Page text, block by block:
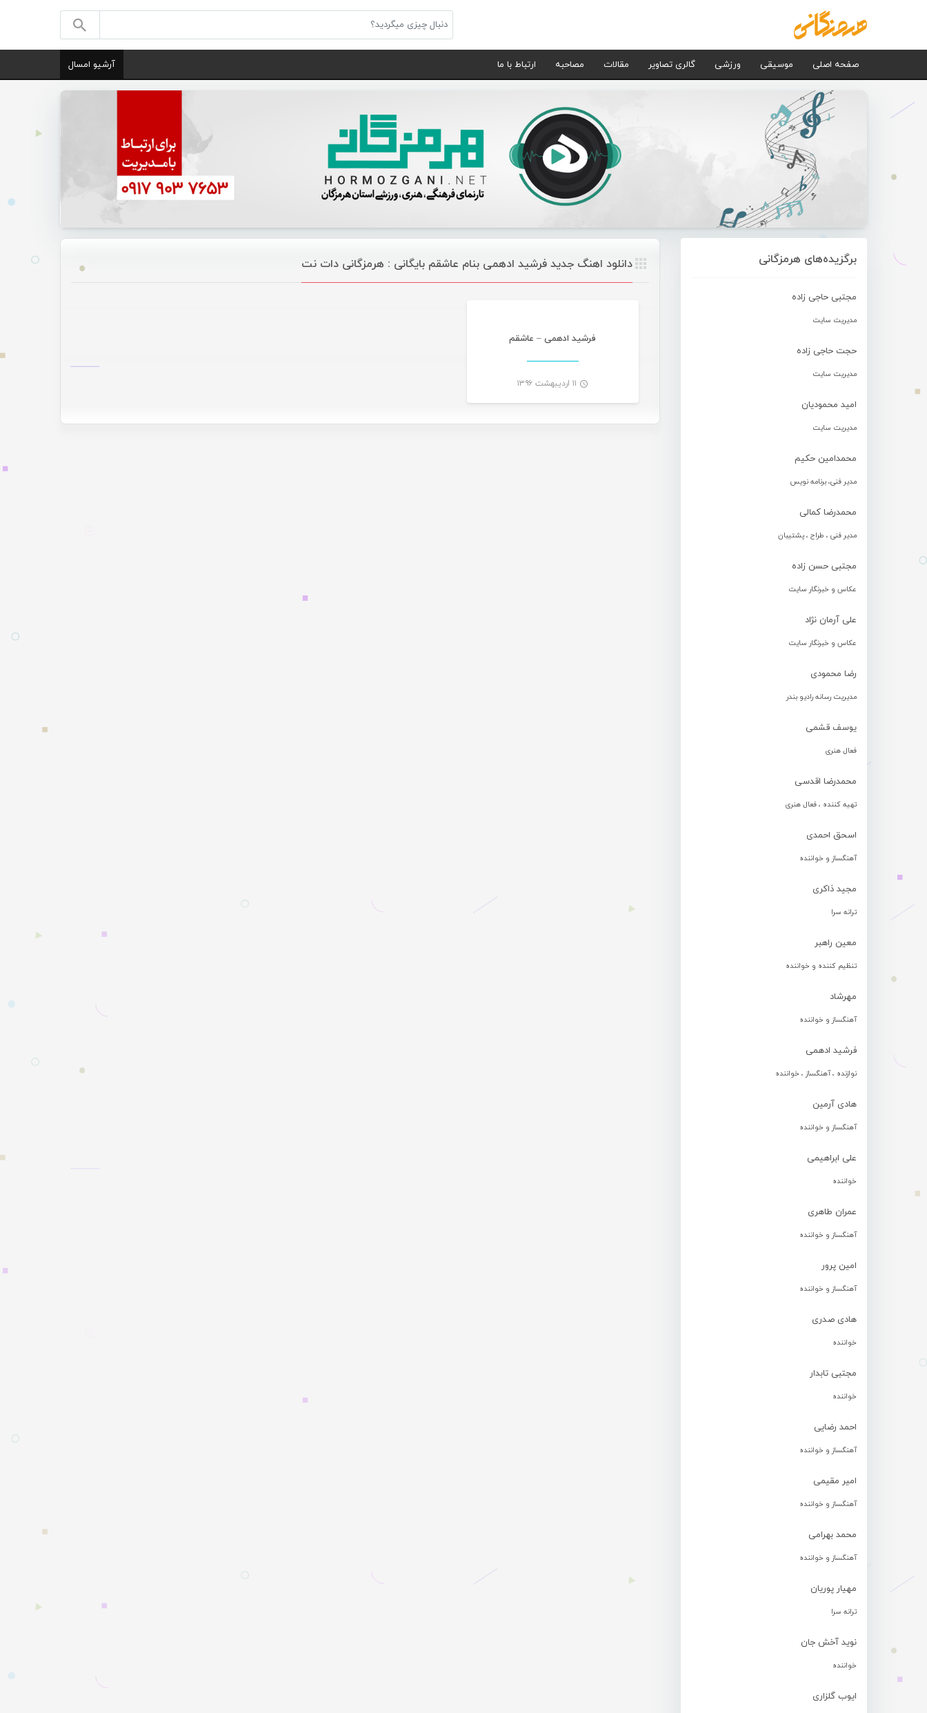
صفحه اصلی موسیقی ورزشی گالری تصاویر مقالات مصاحبه ارتباط با ما آرشیو امسال
برگزیده‌های هرمزگانی
مجتبی حاجی زاده
مدیریت سایت
حجت حاجی زاده
مدیریت سایت
امید محمودیان
مدیریت سایت
محمدامین حکیم
مدیر فنی، برنامه نویس
محمدرضا کمالی
مدیر فنی ، طراح ، پشتیبان
مجتبی حسن زاده
عکاس و خبرنگار سایت
علی آرمان نژاد
عکاس و خبرنگار سایت
رضا محمودی
مدیریت رسانه رادیو بندر
یوسف قشمی
فعال هنری
محمدرضا اقدسی
تهیه کننده ، فعال هنری
اسحق احمدی
آهنگساز و خواننده
مجید ذاکری
ترانه سرا
معین راهبر
تنظیم کننده و خواننده
مهرشاد
آهنگساز و خواننده
فرشید ادهمی
نوازنده ، آهنگساز ، خواننده
هادی آرمین
آهنگساز و خواننده
علی ابراهیمی
خواننده
عمران طاهری
آهنگساز و خواننده
امین پرور
آهنگساز و خواننده
هادی صدری
خواننده
مجتبی تابدار
خواننده
احمد رضایی
آهنگساز و خواننده
امیر مقیمی
آهنگساز و خواننده
محمد بهرامی
آهنگساز و خواننده
مهیار پوریان
ترانه سرا
نوید آخش جان
خواننده
ایوب گلزاری
دانلود اهنگ جدید فرشید ادهمی بنام عاشقم بایگانی : هرمزگانی دات نت
فرشید ادهمی – عاشقم
۱۱ اردیبهشت ۱۳۹۶